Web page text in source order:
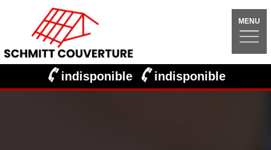
MENU
indisponible indisponible